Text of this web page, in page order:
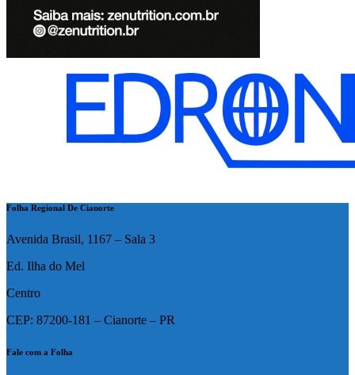
Folha Regional De Cianorte
Avenida Brasil, 1167 – Sala 3
Ed. Ilha do Mel
Centro
CEP: 87200-181 – Cianorte – PR
Fale com a Folha